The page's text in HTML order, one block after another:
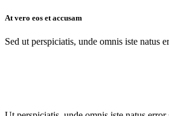
At vero eos et accusam
Sed ut perspiciatis, unde omnis iste natus